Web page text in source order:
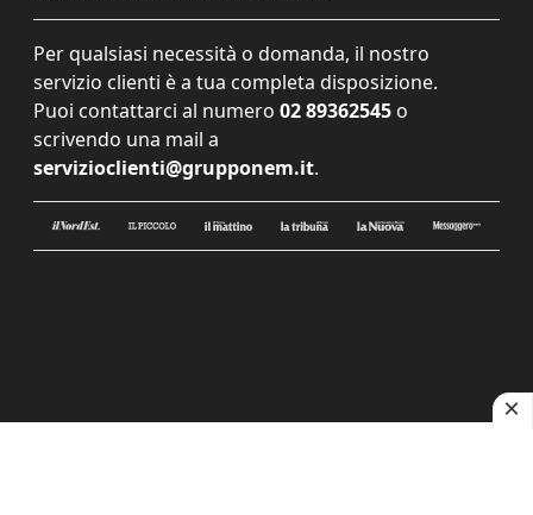
Per qualsiasi necessità o domanda, il nostro
servizio clienti è a tua completa disposizione.
Puoi contattarci al numero 02 89362545 o
scrivendo una mail a
servizioclienti@grupponem.it.